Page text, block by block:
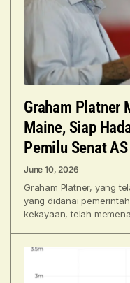
Graham Platner
Maine, Siap
Pemilu Senat
June 10, 2026
Graham Platner, yang
yang didanai
kekayaan, telah